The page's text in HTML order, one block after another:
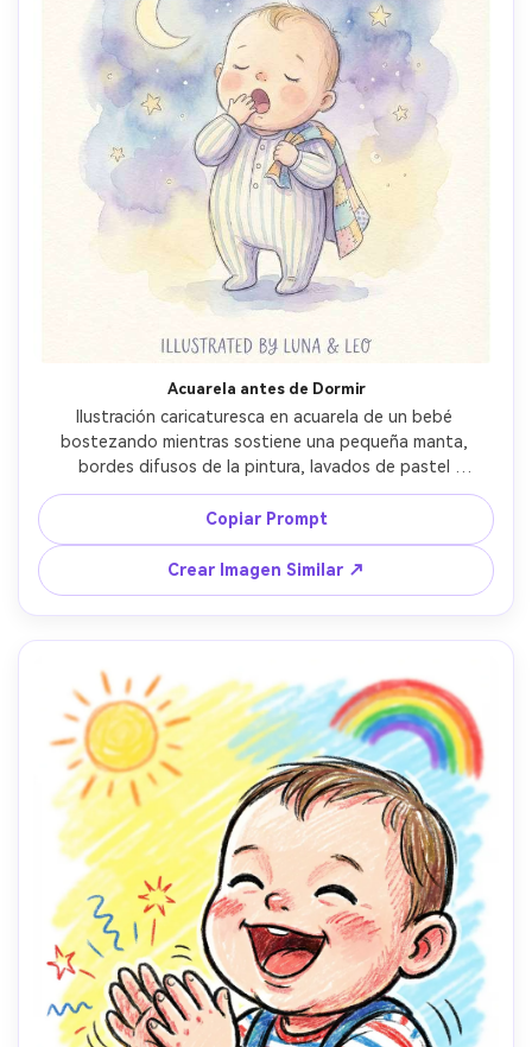
Acuarela antes de Dormir
Ilustración caricaturesca en acuarela de un bebé
bostezando mientras sostiene una pequeña manta,
bordes difusos de la pintura, lavados de pastel
soñadores, textura de lápiz delicada, luna y estrellas de
fondo, ambiente de sueño tranquilo, composición de
portada de libro infantil, muy detallado y tierno, lente de
85mm, poca profundidad de campo, iluminación
cinematográfica suave --ar 4:5
Copiar Prompt
Crear Imagen Similar ↗